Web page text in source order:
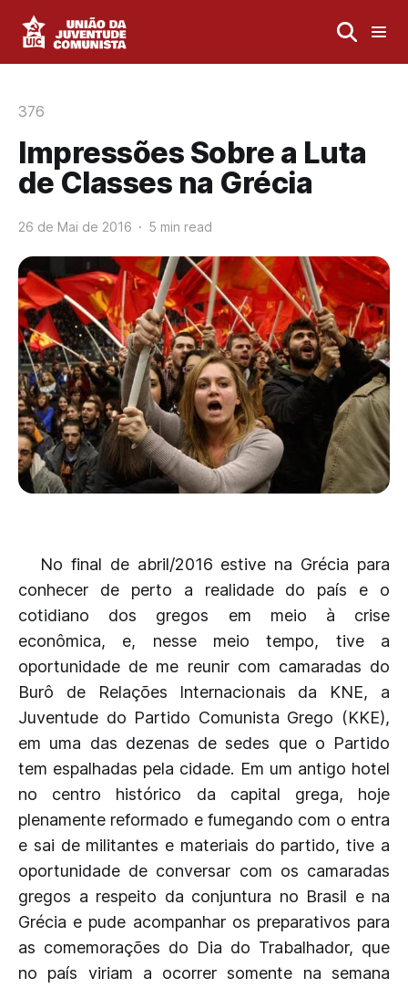
376
Impressões Sobre a Luta
de Classes na Grécia
26 de Mai de 2016 5 min read
No final de abril/2016 estive na Grécia para
conhecer de perto a realidade do país e o
cotidiano dos gregos em meio à crise
econômica, e, nesse meio tempo, tive a
oportunidade de me reunir com camaradas do
Burô de Relações Internacionais da KNE, a
Juventude do Partido Comunista Grego (KKE),
em uma das dezenas de sedes que o Partido
tem espalhadas pela cidade. Em um antigo hotel
no centro histórico da capital grega, hoje
plenamente reformado e fumegando com o entra
e sai de militantes e materiais do partido, tive a
oportunidade de conversar com os camaradas
gregos a respeito da conjuntura no Brasil e na
Grécia e pude acompanhar os preparativos para
as comemorações do Dia do Trabalhador, que
no país viriam a ocorrer somente na semana